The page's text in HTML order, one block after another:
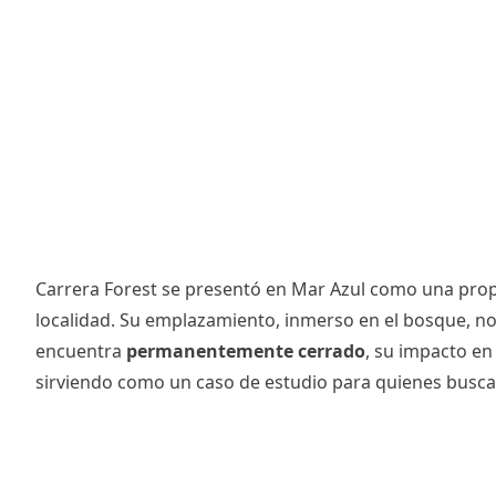
Carrera Forest se presentó en Mar Azul como una
localidad. Su emplazamiento, inmerso en el bosque,
encuentra permanentemente cerrado, su impacto
sirviendo como un caso de estudio para quienes